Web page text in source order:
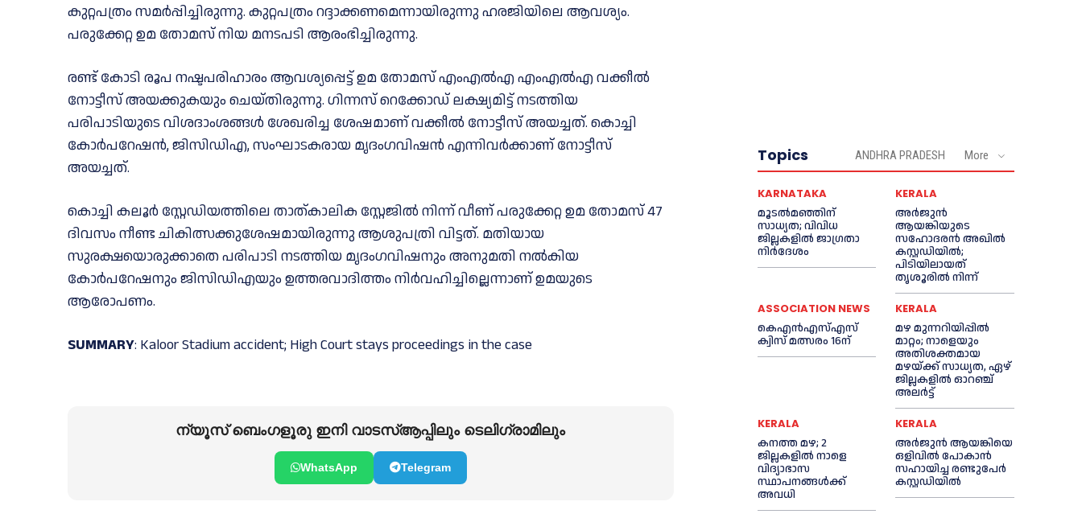
കുറ്റപത്രം സമര്‍പ്പിച്ചിരുന്നു. കുറ്റപത്രം റദ്ദാക്കണമെന്നായിരുന്നു ഹരജിയിലെ ആവശ്യം.
പരുക്കേറ്റ ഉമ തോമസ് നിയ മനടപടി ആരംഭിച്ചിരുന്നു.
രണ്ട് കോടി രൂപ നഷ്ടപരിഹാരം ആവശ്യപ്പെട്ട് ഉമ തോമസ് എംഎല്‍എ എംഎല്‍എ വക്കീല്‍
നോട്ടീസ് അയക്കുകയും ചെയ്തിരുന്നു. ഗിന്നസ് റെക്കോഡ് ലക്ഷ്യമിട്ട് നടത്തിയ
പരിപാടിയുടെ വിശദാംശങ്ങള്‍ ശേഖരിച്ച ശേഷമാണ് വക്കീല്‍ നോട്ടീസ് അയച്ചത്. കൊച്ചി
കോര്‍പറേഷന്‍, ജിസിഡിഎ, സംഘാടകരായ മൃദംഗവിഷന്‍ എന്നിവര്‍ക്കാണ് നോട്ടീസ്
അയച്ചത്.
കൊച്ചി കലൂര്‍ സ്റ്റേഡിയത്തിലെ താത്കാലിക സ്റ്റേജില്‍ നിന്ന് വീണ് പരുക്കേറ്റ ഉമ തോമസ് 47
ദിവസം നീണ്ട ചികിത്സക്കുശേഷമായിരുന്നു ആശുപത്രി വിട്ടത്. മതിയായ
സുരക്ഷയൊരുക്കാതെ പരിപാടി നടത്തിയ മൃദംഗവിഷനും അനുമതി നല്‍കിയ
കോര്‍പറേഷനും ജിസിഡിഎയും ഉത്തരവാദിത്തം നിര്‍വഹിച്ചില്ലെന്നാണ് ഉമയുടെ
ആരോപണം.
SUMMARY: Kaloor Stadium accident; High Court stays proceedings in the case
ന്യൂസ് ബെംഗളൂരു ഇനി വാടസ്ആപ്പിലും ടെലിഗ്രാമിലും
WhatsApp Telegram
Topics ANDHRA PRADESH More
KARNATAKA
മൂടൽമഞ്ഞിന്
സാധ്യത; വിവിധ
ജില്ലകളിൽ ജാഗ്രതാ
നിർദേശം
KERALA
അര്‍ജുന്‍
ആയങ്കിയുടെ
സഹോദരന്‍ അഖില്‍
കസ്റ്റഡിയില്‍;
പിടിയിലായത്
തൃശൂരില്‍ നിന്ന്
ASSOCIATION NEWS
കെഎൻഎസ്എസ്
ക്വിസ് മത്സരം 16ന്
KERALA
മഴ മുന്നറിയിപ്പിൽ
മാറ്റം; നാളെയും
അതിശക്തമായ
മഴയ്ക്ക് സാധ്യത, ഏഴ്
ജില്ലകളിൽ ഓറഞ്ച്
അലർട്ട്
KERALA
കനത്ത മഴ; 2
ജില്ലകളില്‍ നാളെ
വിദ്യാഭാസ
സ്ഥാപനങ്ങള്‍ക്ക്
അവധി
KERALA
അര്‍ജുന്‍ ആയങ്കിയെ
ഒളിവില്‍ പോകാന്‍
സഹായിച്ച രണ്ടുപേര്‍
കസ്റ്റഡിയില്‍